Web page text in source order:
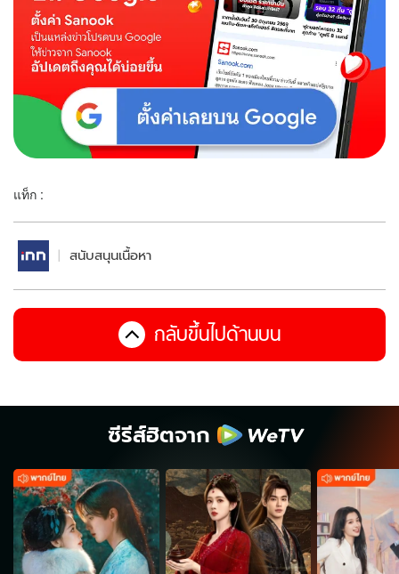
แท็ก :
สนับสนุนเนื้อหา
กลับขึ้นไปด้านบน
ซีรีส์ฮิตจาก